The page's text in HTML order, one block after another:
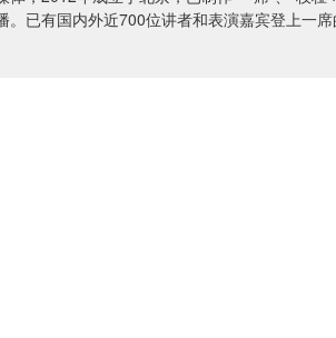
。已有国内外近700位讲者和表演嘉宾登上一席